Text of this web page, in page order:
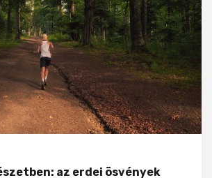
az erdei ösvények